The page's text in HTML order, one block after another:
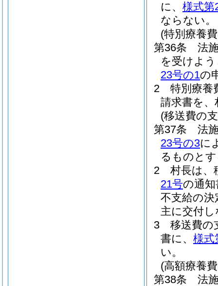
に、 様式第
ならない。
(特別療養
第36条
法
を受けよ
23号の1の
2
特別療養
請求書を
(移送費の
第37条
法
23号の3に
るものと
2
村長は、
21号の通
不支給の
主に交付
3
移送費の
書に、 様式
い。
(高額療養
第38条
法